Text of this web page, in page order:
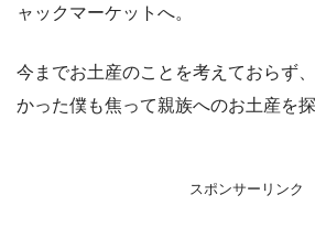
ャックマーケットへ。
今までお土産のことを考えておらず
かった僕も焦って親族へのお土産を探
スポンサーリンク